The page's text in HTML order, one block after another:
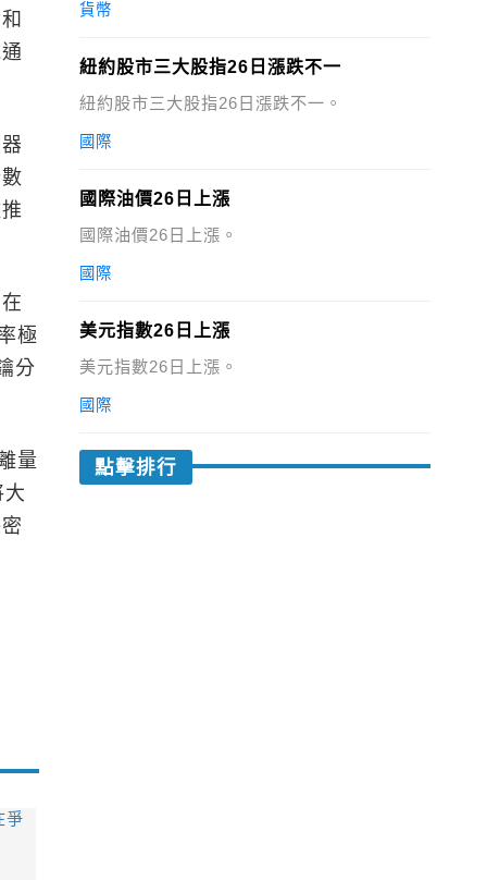
極
分
量
爭
貨幣
紐約股市三大股指26日漲跌不一
紐約股市三大股指26日漲跌不一。
國際
國際油價26日上漲
國際油價26日上漲。
國際
美元指數26日上漲
美元指數26日上漲。
國際
點擊排行